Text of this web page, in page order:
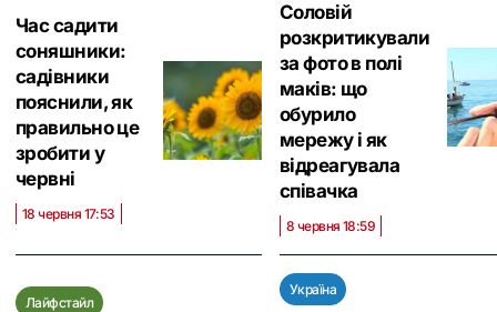
Час садити
соняшники:
садівники
пояснили, як
правильно це
зробити у
червні
18 червня 17:53
Соловій
розкритикували
за фото в полі
маків: що
обурило
мережу і як
відреагувала
співачка
8 червня 18:59
Лайфстайл
Україна